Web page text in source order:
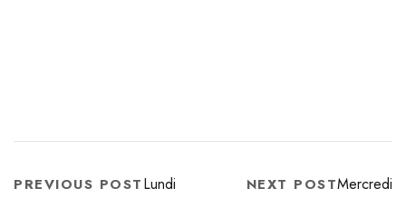
PREVIOUS POSTLundi NEXT POSTMercredi